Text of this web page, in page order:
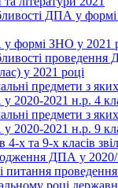
ДПА у
формі ЗНО у 2021
у 2021 році
предмети з
2020-2021 н.р. 4
предмети з
2020-2021 н.р. 9
4-х та 9-х класів
ДПА у 2020/
питання